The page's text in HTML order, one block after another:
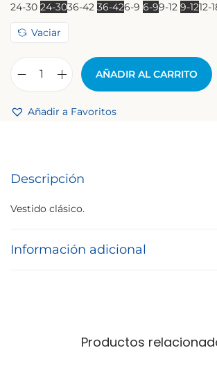
24-30 24-3036-42 36-426-9 6-99-12 9-1212-
Vaciar
AÑADIR AL CARRITO
Añadir a Favoritos
Descripción
Vestido clásico.
Información adicional
Productos